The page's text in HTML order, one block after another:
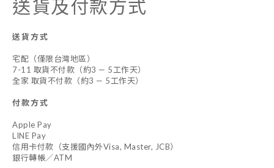
送貨及付款方式
送貨方式
宅配（僅限台灣地區）
7-11 取貨不付款（約3 — 5工作天）
全家 取貨不付款（約3 — 5工作天）
付款方式
Apple Pay
LINE Pay
信用卡付款（支援國內外Visa, Master, JCB）
銀行轉帳／ATM